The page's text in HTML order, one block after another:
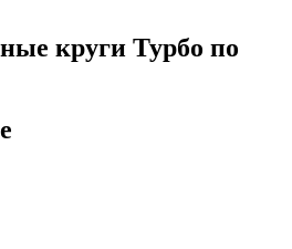
круги Турбо по